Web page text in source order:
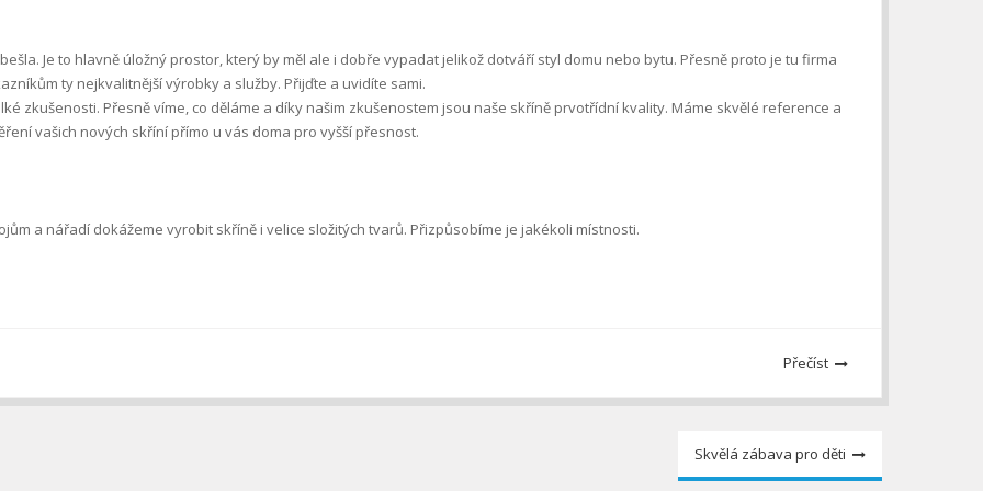
Je to hlavně úložný prostor, který by měl ale i dobře vypadat jelikož dotváří styl domu nebo bytu. Přesně proto je tu firma
ty nejkvalitnější výrobky a služby. Přijďte a uvidíte sami.
zkušenosti. Přesně víme, co děláme a díky našim zkušenostem jsou naše skříně prvotřídní kvality. Máme skvělé reference a
vašich nových skříní přímo u vás doma pro vyšší přesnost.
a nářadí dokážeme vyrobit skříně i velice složitých tvarů. Přizpůsobíme je jakékoli místnosti.
Přečíst
Skvělá zábava pro děti